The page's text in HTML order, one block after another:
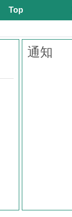
Top
通知